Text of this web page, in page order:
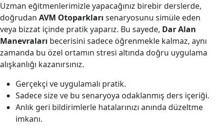
Uzman eğitmenlerimizle yapacağınız birebir derslerde,
doğrudan AVM Otoparkları senaryosunu simüle eden
veya bizzat içinde pratik yaparız. Bu sayede, Dar Alan
Manevraları becerisini sadece öğrenmekle kalmaz, aynı
zamanda bu özel ortamın stresi altında doğru uygulama
alışkanlığı kazanırsınız.
Gerçekçi ve uygulamalı pratik.
Sadece size ve bu senaryoya odaklanmış ders içeriği.
Anlık geri bildirimlerle hatalarınızı anında düzeltme
imkanı.